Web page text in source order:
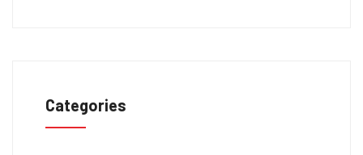
Categories